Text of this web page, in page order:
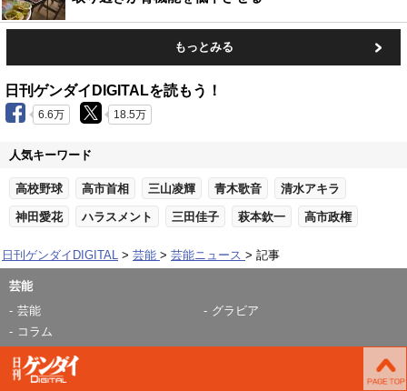
もっとみる
日刊ゲンダイDIGITALを読もう！
6.6万 18.5万
人気キーワード
高校野球 高市首相 三山凌輝 青木歌音 清水アキラ
神田愛花 ハラスメント 三田佳子 萩本欽一 高市政権
日刊ゲンダイDIGITAL 芸能 芸能ニュース 記事
芸能
芸能
グラビア
コラム